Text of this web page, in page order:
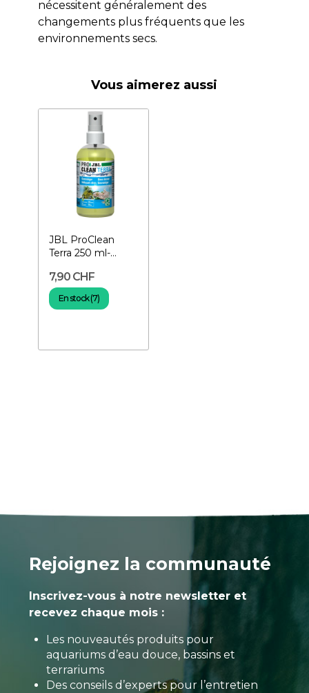
nécessitent généralement des
changements plus fréquents que les
environnements secs.
Vous aimerez aussi
JBL ProClean
Terra 250 ml-
terrarium
7,90 CHF
En stock (7)
Rejoignez la communauté
Inscrivez-vous à notre newsletter et
recevez chaque mois :
Les nouveautés produits pour
aquariums d’eau douce, bassins et
terrariums
Des conseils d’experts pour l’entretien